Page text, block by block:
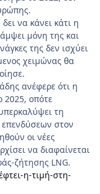
να κάνει κάτι η
μόνη της και
της δεν ισχύει
χειμώνας θα
ανέφερε ότι η
2025, οπότε
τη
στον
οι νέες
να διαφαίνεται
ζήτησης LNG.
η-τιμή-στη-